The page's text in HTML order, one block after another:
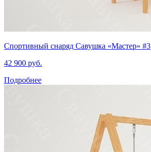
Спортивный снаряд Савушка «‎Мастер» #3
42 900 руб.
Подробнее